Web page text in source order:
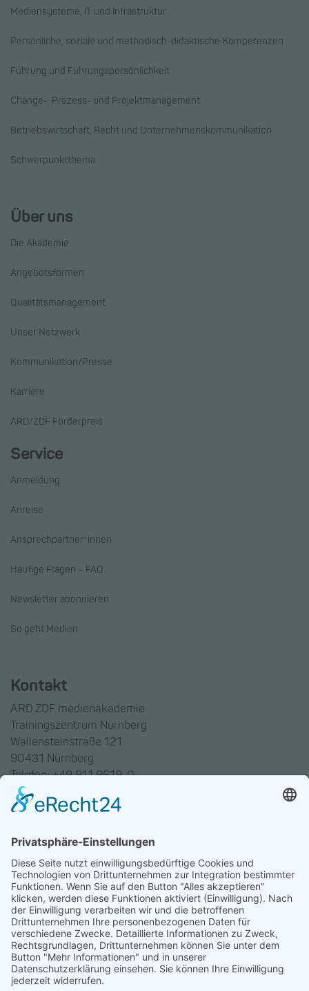
Mediensysteme, IT und Infrastruktur
Persönliche, soziale und methodisch-didaktische Kompetenzen
Führung und Führungspersönlichkeit
Change-, Prozess- und Projektmanagement
Betriebswirtschaft, Recht und Unternehmenskommunikation
Schwerpunktthema
Über uns
Die Akademie
Angebotsformen
Qualitätsmanagement
Unser Netzwerk
Kommunikation/Presse
Karriere
ARD/ZDF Förderpreis
Service
Anmeldung
Anreise
Ansprechpartner*innen
Häufige Fragen – FAQ
Newsletter abonnieren
So geht Medien
Kontakt
ARD.ZDF medienakademie
Trainingszentrum Nürnberg
Wallensteinstraße 121
90431 Nürnberg
Telefon: +49 911 9619-0
Trainingszentrum Hannover
30169 Hannover
Telefon: +49 511 123598-531
AGB
Datenschutz